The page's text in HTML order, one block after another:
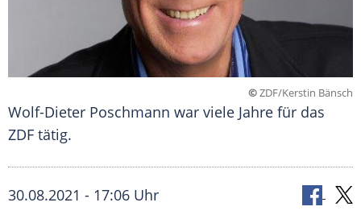
©ZDF/Kerstin Bänsch
Wolf-Dieter Poschmann war viele Jahre für das
ZDF tätig.
30.08.2021 - 17:06 Uhr